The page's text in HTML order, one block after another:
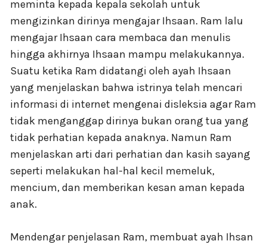
meminta kepada kepala sekolah untuk
mengizinkan dirinya mengajar Ihsaan. Ram lalu
mengajar Ihsaan cara membaca dan menulis
hingga akhirnya Ihsaan mampu melakukannya.
Suatu ketika Ram didatangi oleh ayah Ihsaan
yang menjelaskan bahwa istrinya telah mencari
informasi di internet mengenai disleksia agar Ram
tidak menganggap dirinya bukan orang tua yang
tidak perhatian kepada anaknya. Namun Ram
menjelaskan arti dari perhatian dan kasih sayang
seperti melakukan hal-hal kecil memeluk,
mencium, dan memberikan kesan aman kepada
anak.
Mendengar penjelasan Ram, membuat ayah Ihsan